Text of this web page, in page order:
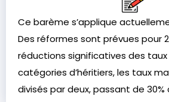
Ce barème s’applique
Des réformes sont prévues pour
réductions significatives des
catégories d’héritiers, les taux
divisés par deux, passant de 30%